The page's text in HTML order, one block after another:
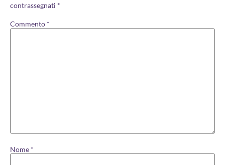
contrassegnati *
Commento *
Nome *